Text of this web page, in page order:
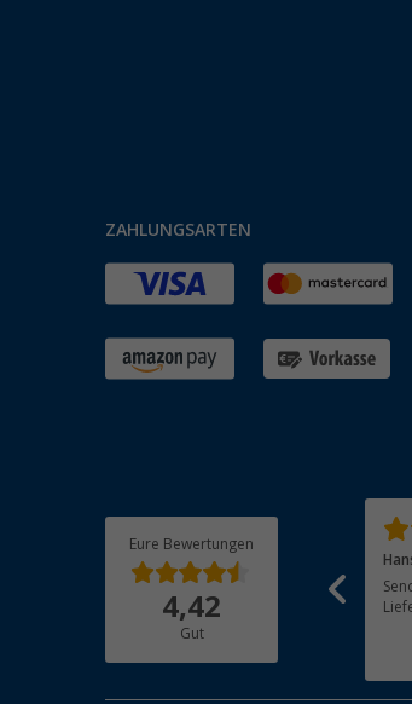
ZAHLUNGSARTEN
Eure Bewertungen
4,42
Gut
Schnelle Lieferung, gute Qualität